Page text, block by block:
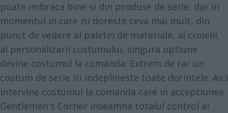
poate imbraca bine si din produse de serie, dar in
momentul in care isi doreste ceva mai mult, din
punct de vedere al paletei de materiale, al croielii,
al personalizarii costumului, singura optiune
devine costumul la comanda. Extrem de rar un
costum de serie iti indeplineste toate dorintele. Aici
intervine costumul la comanda care in acceptiunea
Gentlemen's Corner inseamna totalul control al